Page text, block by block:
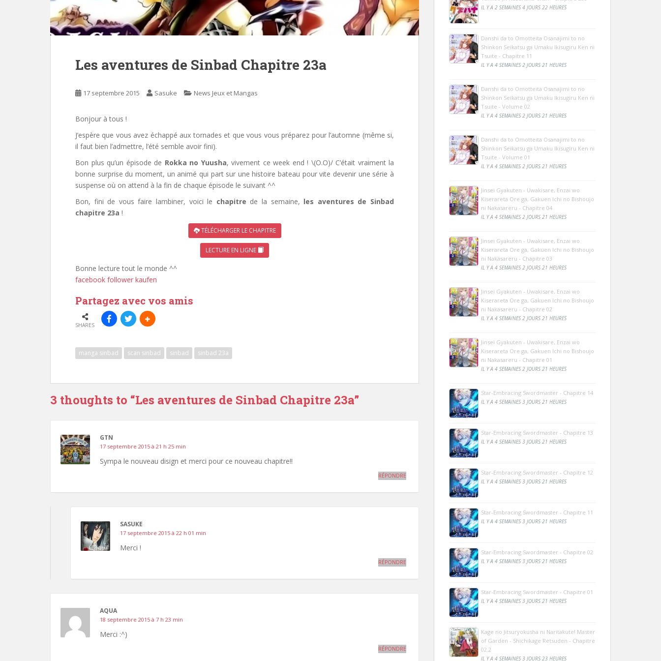
Les aventures de Sinbad Chapitre 23a
17 septembre 2015 Sasuke News Jeux et Mangas
Bonjour à tous !
J’espère que vous avez échappé aux tornades et que vous vous préparez pour l’automne (même si,
il faut bien l’admettre, l’été semble avoir fini).
Bon plus qu’un épisode de Rokka no Yuusha, vivement ce week end ! \(O.O)/ C’était vraiment la
bonne surprise du moment, un animé qui part sur une histoire bateau pour vite devenir une série à
suspense où on attend à la fin de chaque épisode le suivant ^^
Bon, fini de vous faire lambiner, voici le chapitre de la semaine, les aventures de Sinbad
chapitre 23a !
TÉLÉCHARGER LE CHAPITRE
LECTURE EN LIGNE
Bonne lecture tout le monde ^^
facebook follower kaufen
Partagez avec vos amis
SHARES
manga sinbad scan sinbad sinbad sinbad 23a
3 thoughts to “Les aventures de Sinbad Chapitre 23a”
GTN
17 septembre 2015 à 21 h 25 min
Sympa le nouveau disign et merci pour ce nouveau chapitre!!
RÉPONDRE
SASUKE
17 septembre 2015 à 22 h 01 min
Merci !
RÉPONDRE
AQUA
18 septembre 2015 à 7 h 23 min
Merci :^)
RÉPONDRE
IL Y A 2 SEMAINES 4 JOURS 22 HEURES
Danshi da to Omotteita Osanajimi to no
Shinkon Seikatsu ga Umaku Ikisugiru Ken ni
Tsuite - Chapitre 11
IL Y A 4 SEMAINES 2 JOURS 21 HEURES
Danshi da to Omotteita Osanajimi to no
Shinkon Seikatsu ga Umaku Ikisugiru Ken ni
Tsuite - Volume 02
IL Y A 4 SEMAINES 2 JOURS 21 HEURES
Danshi da to Omotteita Osanajimi to no
Shinkon Seikatsu ga Umaku Ikisugiru Ken ni
Tsuite - Volume 01
IL Y A 4 SEMAINES 2 JOURS 21 HEURES
Jinsei Gyakuten - Uwakisare, Enzai wo
Kiserareta Ore ga, Gakuen Ichi no Bishoujo
ni Nakasareru - Chapitre 04
IL Y A 4 SEMAINES 2 JOURS 21 HEURES
Jinsei Gyakuten - Uwakisare, Enzai wo
Kiserareta Ore ga, Gakuen Ichi no Bishoujo
ni Nakasareru - Chapitre 03
IL Y A 4 SEMAINES 2 JOURS 21 HEURES
Jinsei Gyakuten - Uwakisare, Enzai wo
Kiserareta Ore ga, Gakuen Ichi no Bishoujo
ni Nakasareru - Chapitre 02
IL Y A 4 SEMAINES 2 JOURS 21 HEURES
Jinsei Gyakuten - Uwakisare, Enzai wo
Kiserareta Ore ga, Gakuen Ichi no Bishoujo
ni Nakasareru - Chapitre 01
IL Y A 4 SEMAINES 2 JOURS 21 HEURES
Star-Embracing Swordmaster - Chapitre 14
IL Y A 4 SEMAINES 3 JOURS 21 HEURES
Star-Embracing Swordmaster - Chapitre 13
IL Y A 4 SEMAINES 3 JOURS 21 HEURES
Star-Embracing Swordmaster - Chapitre 12
IL Y A 4 SEMAINES 3 JOURS 21 HEURES
Star-Embracing Swordmaster - Chapitre 11
IL Y A 4 SEMAINES 3 JOURS 21 HEURES
Star-Embracing Swordmaster - Chapitre 02
IL Y A 4 SEMAINES 3 JOURS 21 HEURES
Star-Embracing Swordmaster - Chapitre 01
IL Y A 4 SEMAINES 3 JOURS 21 HEURES
Kage no Jitsuryokusha ni Naritakute! Master
of Garden - Shichikage Retsuden - Chapitre
02.2
IL Y A 4 SEMAINES 3 JOURS 23 HEURES